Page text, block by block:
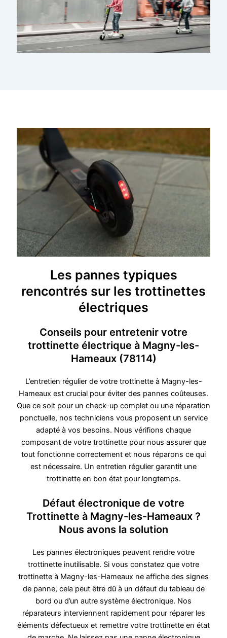
Les pannes typiques
rencontrés sur les trottinettes
électriques
Conseils pour entretenir votre
trottinette électrique à Magny-les-
Hameaux (78114)
L’entretien régulier de votre trottinette à Magny-les-
Hameaux est crucial pour éviter des pannes coûteuses.
Que ce soit pour un check-up complet ou une réparation
ponctuelle, nos techniciens vous proposent un service
adapté à vos besoins. Nous vérifions chaque
composant de votre trottinette pour nous assurer que
tout fonctionne correctement et nous réparons ce qui
est nécessaire. Un entretien régulier garantit une
trottinette en bon état pour longtemps.
Défaut électronique de votre
Trottinette à Magny-les-Hameaux ?
Nous avons la solution
Les pannes électroniques peuvent rendre votre
trottinette inutilisable. Si vous constatez que votre
trottinette à Magny-les-Hameaux ne affiche des signes
de panne, cela peut être dû à un défaut du tableau de
bord ou d’un autre système électronique. Nos
réparateurs interviennent rapidement pour réparer les
éléments défectueux et remettre votre trottinette en état